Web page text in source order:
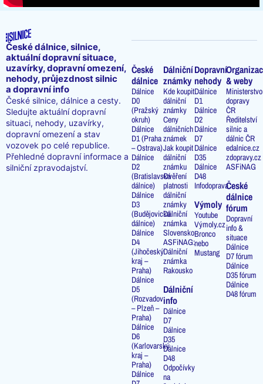
České dálnice, silnice,
aktuální dopravní situace,
uzavírky, dopravní omezení,
nehody, průjezdnost silnic
a dopravní info
České silnice, dálnice a cesty.
Sledujte aktuální dopravní
situaci, nehody, uzavírky,
dopravní omezení a stav
vozovek po celé republice.
Přehledné dopravní informace a
silniční zpravodajství.
České
dálnice
Dálnice
D0
(Pražský
okruh)
Dálnice
D1 (Praha
– Ostrava)
Dálnice
D2
(Bratislavská
dálnice)
Dálnice
D3
(Budějovická
dálnice)
Dálnice
D4
(Jihočeský
kraj –
Praha)
Dálnice
D5
(Rozvadov
– Plzeň –
Praha)
Dálnice
D6
(Karlovarský
kraj –
Praha)
Dálnice
Dálniční
známky
Kde koupit
dálniční
známky
Ceny
dálničních
známek
Jak koupit
dálniční
známku
Ověření
platnosti
dálniční
známky
Dálniční
známka
Slovensko
ASFiNAG:
Dálniční
známka
Rakousko
Dálniční
info
Dálnice
D7
Dálnice
D35
Dálnice
D48
Odpočívky
na
Dopravní
nehody
Dálnice
D1
Dálnice
D2
Dálnice
D7
Dálnice
D35
Dálnice
D48
Infodoprava
Výmoly
Youtube
Výmoly.cz
Bronco
nebo
Mustang
& weby
Ministerstvo
dopravy
ČR
Ředitelství
silnic a
dálnic ČR
edalnice.cz
zdopravy.cz
ASFiNAG
České
dálnice
fórum
Dopravní
info &
situace
Dálnice
D7 fórum
Dálnice
D35 fórum
Dálnice
D48 fórum